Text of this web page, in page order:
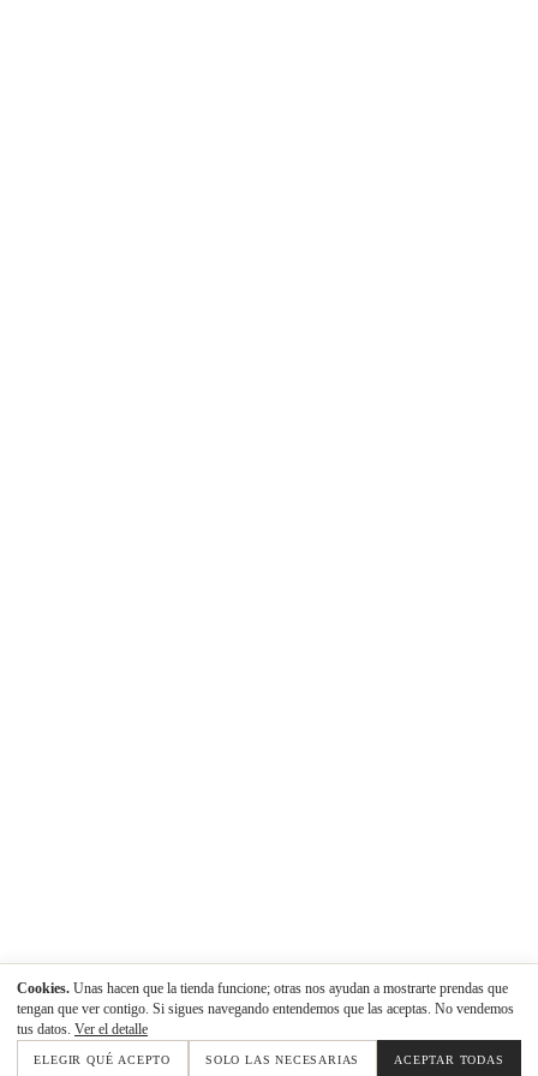
Cookies. Unas hacen que la tienda funcione; otras nos ayudan a mostrarte prendas que
tengan que ver contigo. Si sigues navegando entendemos que las aceptas. No vendemos
tus datos. Ver el detalle
ELEGIR QUÉ ACEPTO SOLO LAS NECESARIAS ACEPTAR TODAS